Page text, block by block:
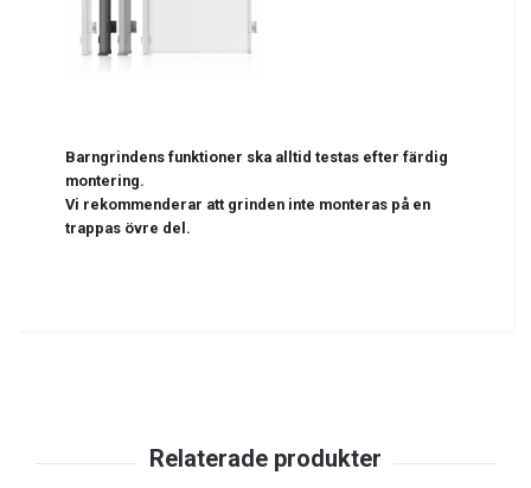
Barngrindens funktioner ska alltid testas efter färdig
montering.
Vi rekommenderar att grinden inte monteras på en
trappas övre del.